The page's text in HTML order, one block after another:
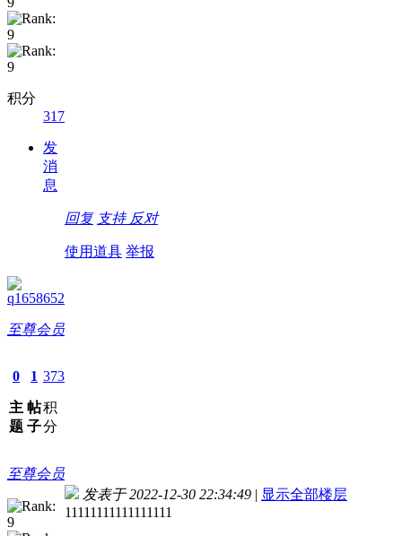
积分
317
发
消
息
回复 支持 反对
使用道具 举报
q1658652
至尊会员
0
主
题
1
帖
子
373
积
分
至尊会员
发表于 2022-12-30 22:34:49 | 显示全部楼层
11111111111111111